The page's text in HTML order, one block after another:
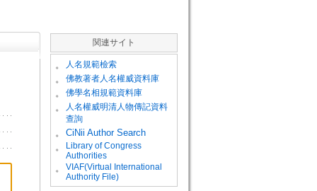
関連サイト
。 人名規範檢索
。 佛教著者人名權威資料庫
。 佛學名相規範資料庫
。
人名權威明清人物傳記資料
查詢
。
CiNii Author Search
。
Library of Congress
Authorities
。
VIAF(Virtual International
Authority File)